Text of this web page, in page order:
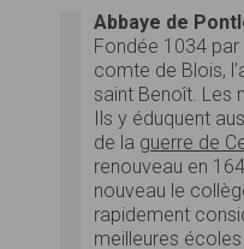
Abbaye de
Fondée 1034 par
comte de Blois,
saint Benoît. Les
Ils y éduquent
de la guerre de
renouveau en
nouveau le
rapidement
meilleures